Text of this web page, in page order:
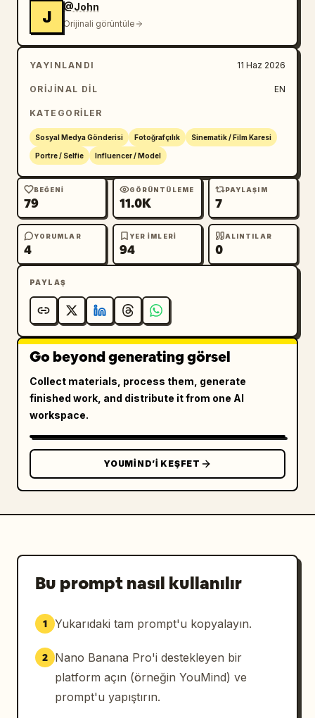
J
@John
Orijinali görüntüle
YAYINLANDI 11 Haz 2026
ORIJINAL DIL EN
KATEGORILER
Sosyal Medya Gönderisi Fotoğrafçılık Sinematik / Film Karesi
Portre / Selfie Influencer / Model
BEĞENI
79
GÖRÜNTÜLEME
11.0K
PAYLAŞIM
7
YORUMLAR
4
YER IMLERI
94
ALINTILAR
0
PAYLAŞ
Go beyond generating görsel
Collect materials, process them, generate
finished work, and distribute it from one AI
workspace.
YOUMIND’I KEŞFET
Bu prompt nasıl kullanılır
1 Yukarıdaki tam prompt'u kopyalayın.
2
Nano Banana Pro'i destekleyen bir
platform açın (örneğin YouMind) ve
prompt'u yapıştırın.